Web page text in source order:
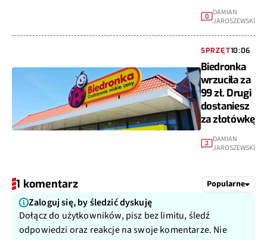
0
DAMIAN
JAROSZEWSKI
SPRZĘT10:06
Biedronka
wrzuciła za
99 zł. Drugi
dostaniesz
za złotówkę
2 DAMIAN
JAROSZEWSKI
1 komentarz Popularne
Zaloguj się, by śledzić dyskuję
Dołącz do użytkowników, pisz bez limitu, śledź
odpowiedzi oraz reakcje na swoje komentarze. Nie